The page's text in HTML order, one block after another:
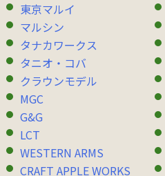
東京マルイ
マルシン
タナカワークス
タニオ・コバ
クラウンモデル
MGC
G&G
LCT
WESTERN ARMS
CRAFT APPLE WORKS